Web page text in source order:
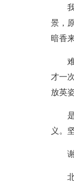
景，
暗香
才一
放英
义。